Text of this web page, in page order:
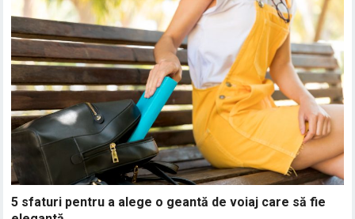
5 sfaturi pentru a alege o geantă de voiaj care să fie